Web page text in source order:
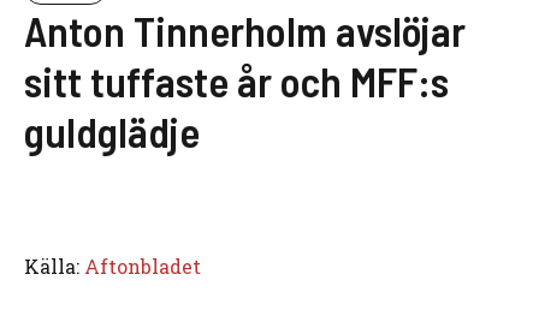
Anton Tinnerholm avslöjar
sitt tuffaste år och MFF:s
guldglädje
Källa: Aftonbladet